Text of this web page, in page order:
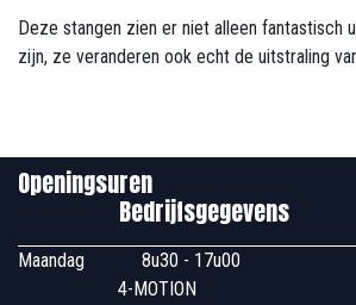
Deze stangen zien er niet alleen fantastisch
zijn, ze veranderen ook echt de uitstraling
Bedrijfsgegevens
Maandag
​8u30 -
4-MOTION